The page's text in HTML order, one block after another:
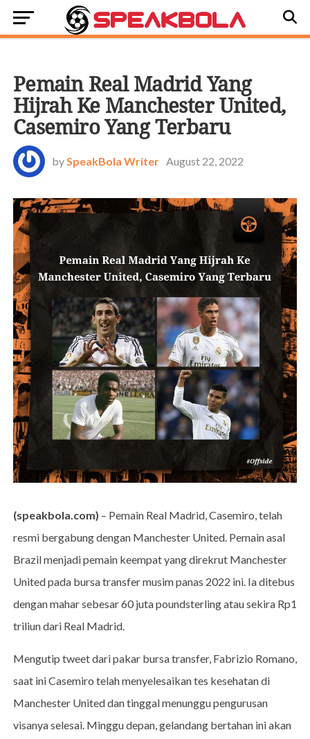
Pemain Real Madrid Yang
Hijrah Ke Manchester United,
Casemiro Yang Terbaru
bySpeakBola Writer August 22, 2022
(speakbola.com) – Pemain Real Madrid, Casemiro, telah
resmi bergabung dengan Manchester United. Pemain asal
Brazil menjadi pemain keempat yang direkrut Manchester
United pada bursa transfer musim panas 2022 ini. Ia ditebus
dengan mahar sebesar 60 juta poundsterling atau sekira Rp1
triliun dari Real Madrid.
Mengutip tweet dari pakar bursa transfer, Fabrizio Romano,
saat ini Casemiro telah menyelesaikan tes kesehatan di
Manchester United dan tinggal menunggu pengurusan
visanya selesai. Minggu depan, gelandang bertahan ini akan